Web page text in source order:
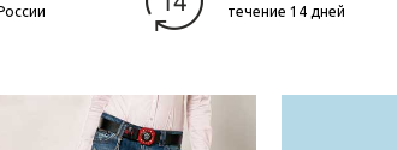
течение 14 дней